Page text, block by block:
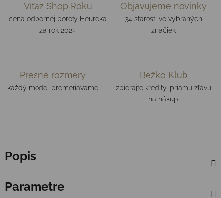
Víťaz Shop Roku
cena odbornej poroty Heureka
za rok 2025
Objavujeme novinky
34 starostlivo vybraných
značiek
Presné rozmery
každý model premeriavame
Bežko Klub
zbierajte kredity, priamu zľavu
na nákup
Popis
Parametre